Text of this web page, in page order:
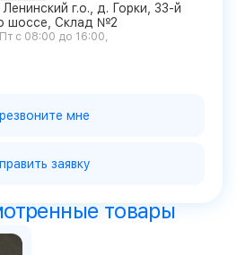
г.о., д. Горки, 33-й
шоссе, Склад №2
Пт с 08:00 до 16:00
мне
заявку
товары